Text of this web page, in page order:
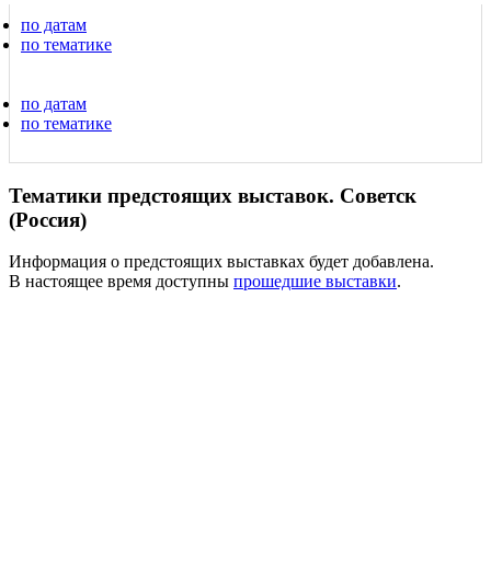
по датам
по тематике
по датам
по тематике
Тематики предстоящих выставок. Советск
(Россия)
Информация о предстоящих выставках будет добавлена.
В настоящее время доступны прошедшие выставки.